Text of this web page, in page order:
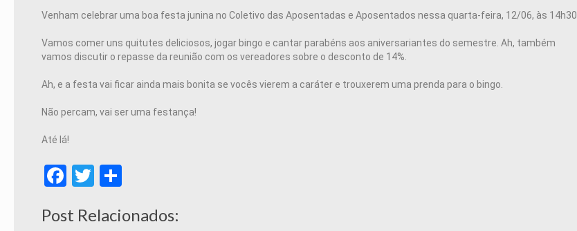
Venham celebrar uma boa festa junina no Coletivo das Aposentadas e Aposentados nessa quarta-feira, 12/06, às 14h30.
Vamos comer uns quitutes deliciosos, jogar bingo e cantar parabéns aos aniversariantes do semestre. Ah, também
vamos discutir o repasse da reunião com os vereadores sobre o desconto de 14%.
Ah, e a festa vai ficar ainda mais bonita se vocês vierem a caráter e trouxerem uma prenda para o bingo.
Não percam, vai ser uma festança!
Até lá!
Facebook
Twitter
Post Relacionados: